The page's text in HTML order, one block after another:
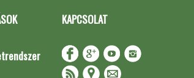
KAPCSOLAT